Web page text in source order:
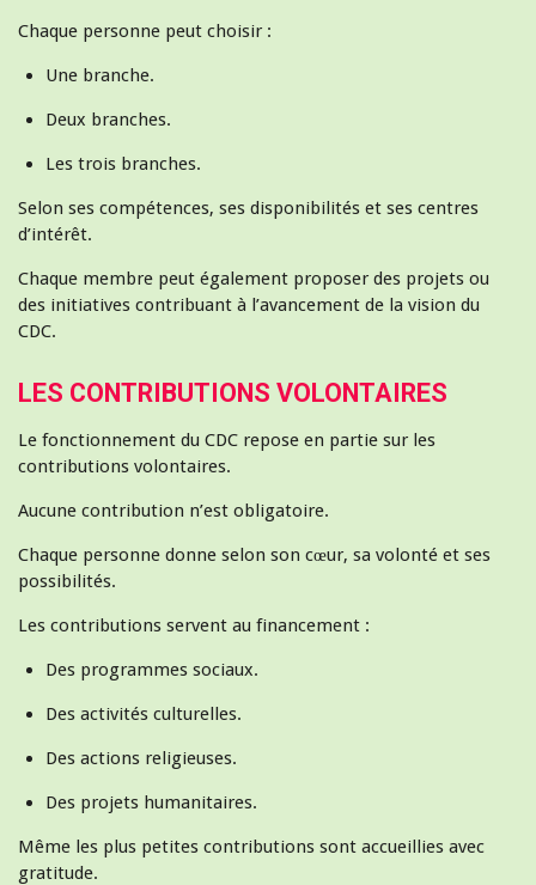
Chaque personne peut choisir :
Une branche.
Deux branches.
Les trois branches.
Selon ses compétences, ses disponibilités et ses centres
d’intérêt.
Chaque membre peut également proposer des projets ou
des initiatives contribuant à l’avancement de la vision du
CDC.
LES CONTRIBUTIONS VOLONTAIRES
Le fonctionnement du CDC repose en partie sur les
contributions volontaires.
Aucune contribution n’est obligatoire.
Chaque personne donne selon son cœur, sa volonté et ses
possibilités.
Les contributions servent au financement :
Des programmes sociaux.
Des activités culturelles.
Des actions religieuses.
Des projets humanitaires.
Même les plus petites contributions sont accueillies avec
gratitude.